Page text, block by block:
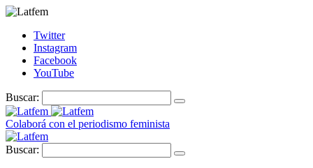
Twitter
Instagram
Facebook
YouTube
Buscar:
Colaborá con el periodismo feminista
Buscar: